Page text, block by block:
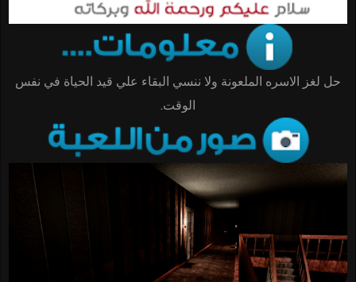
حل لغز الاسره الملعونة ولا ننسي البقاء علي قيد الحياة في نفس
الوقت.